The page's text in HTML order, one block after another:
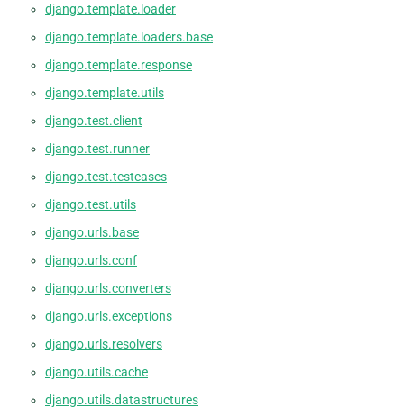
django.template.loader
django.template.loaders.base
django.template.response
django.template.utils
django.test.client
django.test.runner
django.test.testcases
django.test.utils
django.urls.base
django.urls.conf
django.urls.converters
django.urls.exceptions
django.urls.resolvers
django.utils.cache
django.utils.datastructures